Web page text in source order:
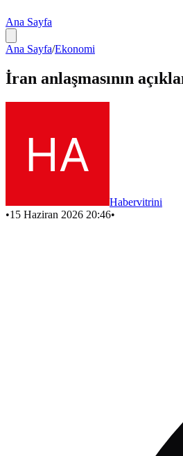
Ana Sayfa
Ana Sayfa/Ekonomi
İran anlaşmasının
Habervitrini
•15 Haziran 2026 20:46•